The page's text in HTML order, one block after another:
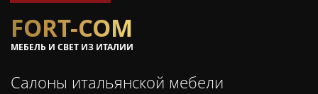
FORT-COM
МЕБЕЛЬ И СВЕТ ИЗ ИТАЛИИ
Салоны итальянской мебели